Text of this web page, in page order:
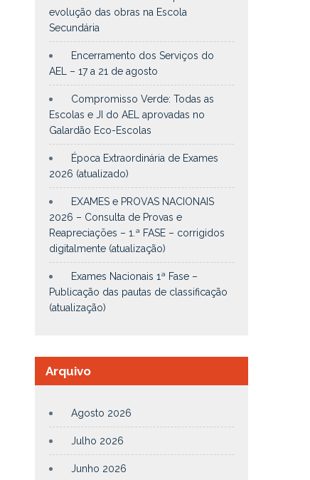
evolução das obras na Escola
Secundária
Encerramento dos Serviços do
AEL – 17 a 21 de agosto
Compromisso Verde: Todas as
Escolas e JI do AEL aprovadas no
Galardão Eco-Escolas
Época Extraordinária de Exames
2026 (atualizado)
EXAMES e PROVAS NACIONAIS
2026 – Consulta de Provas e
Reapreciações – 1.ª FASE – corrigidos
digitalmente (atualização)
Exames Nacionais 1ª Fase –
Publicação das pautas de classificação
(atualização)
Arquivo
Agosto 2026
Julho 2026
Junho 2026